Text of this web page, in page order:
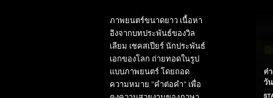
ภาพยนตร์ขนาดยาว เนื้อหา
อิงจากบทประพันธ์ของวิล
เลียม เชคสเปียร์ นักประพันธ์
เอกของโลก ถ่ายทอดในรูป
แบบภาพยนตร์ โดยถอด
ความหมาย "คำต่อคำ" เพื่อ